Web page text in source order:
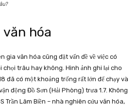
văn hóa
gia văn hóa cũng đặt vấn đề về việc có
chọi trâu hay không. Hình ảnh ghi lại cho
đã có một khoảng trống rất lớn để chạy và
động Đồ Sơn (Hải Phòng) trưa 1.7. Không
Trần Lâm Biền – nhà nghiên cứu văn hóa,